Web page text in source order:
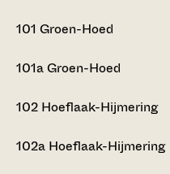
101 Groen-Hoed
101aGroen-Hoed
102 Hoeflaak-Hijmering
102a Hoeflaak-Hijmering